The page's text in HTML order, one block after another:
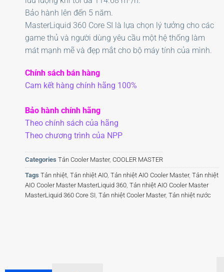
Bảo hành lên đến 5 năm.
MasterLiquid 360 Core SI là lựa chọn lý tưởng cho các
game thủ và người dùng yêu cầu một hệ thống làm
mát mạnh mẽ và đẹp mắt cho bộ máy tính của mình.
Chính sách bán hàng
Cam kết hàng chính hãng 100%
Bảo hành chính hãng
Theo chính sách của hãng
Theo chương trình của NPP
Categories Tản Cooler Master, COOLER MASTER
Tags Tản nhiệt, Tản nhiệt AIO, Tản nhiệt AIO Cooler Master, Tản nhiệt
AIO Cooler Master MasterLiquid 360, Tản nhiệt AIO Cooler Master
MasterLiquid 360 Core SI, Tản nhiệt Cooler Master, Tản nhiệt nước